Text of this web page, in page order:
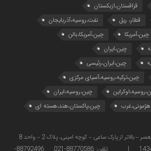
قزاقستان،ازبکستان
قطار، ریل
نفت،روسیه،آذربایجان
چین،آمریکا
چین،آمریکا،بالن
چین،ایران
چین،ایران،رئیسی
چین،ترکیه،روسیه،آسیای مرکزی
چین،روسیه،ایران
چین،پاکستان،هند،هسته ای
| کدپستی: 1434734368 | تلفن: 88770586-021 88792496-